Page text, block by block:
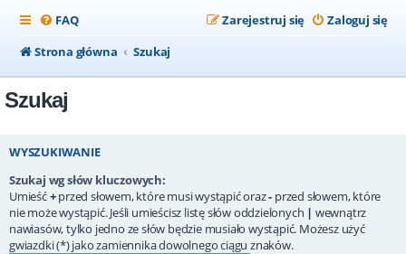
FAQ Zaloguj się
Zarejestruj się
Strona główna
Szukaj
Szukaj
WYSZUKIWANIE
Szukaj wg słów kluczowych:
Umieść+przed słowem, które musi wystąpić oraz- przed słowem, które
nie może wystąpić. Jeśli umieścisz listę słów oddzielonych | wewnątrz
nawiasów, tylko jedno ze słów będzie musiało wystąpić. Możesz użyć
gwiazdki (*) jako zamiennika dowolnego ciągu znaków.